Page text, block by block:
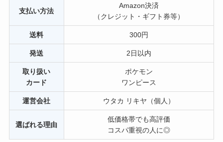
支払い方法
Amazon決済
（クレジット・ギフト券等）
送料 300円
発送 2日以内
取り扱い
カード
ポケモン
ワンピース
運営会社 ウタカ リキヤ（個人）
選ばれる理由
低価格帯でも高評価
コスパ重視の人に◎